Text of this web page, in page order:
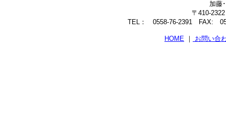
加藤
〒410-
TEL： 0558-76-2391 FAX:
HOME ｜ お問い合